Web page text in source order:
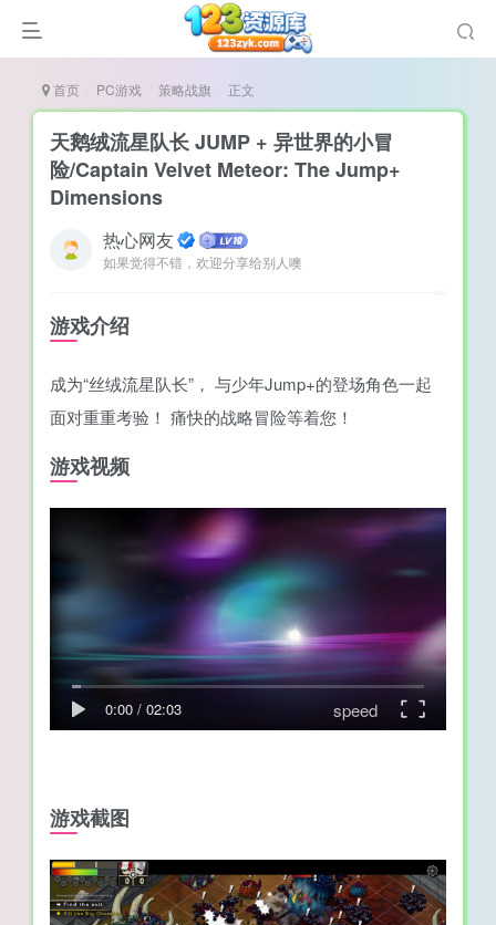
（摸鱼游戏）
首页 PC游戏 策略战旗 正文
天鹅绒流星队长 JUMP + 异世界的小冒
险/Captain Velvet Meteor: The Jump+
Dimensions
热心网友
如果觉得不错，欢迎分享给别人噢
游戏介绍
成为“丝绒流星队长”， 与少年Jump+的登场角色一起
面对重重考验！ 痛快的战略冒险等着您！
游戏视频
0:00 / 02:03 speed
游戏截图